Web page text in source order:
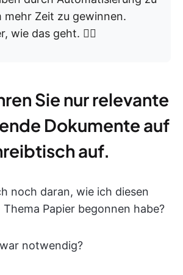
mehr Zeit zu gewinnen.
wie das geht. 👇🏼
Sie nur relevante
Dokumente auf
auf.
noch daran, wie ich diesen
Papier begonnen habe?
notwendig?